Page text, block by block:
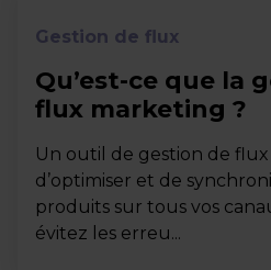
Gestion de flux
Qu’est-ce que la
flux marketing ?
Un outil de gestion de
d’optimiser et de
produits sur tous vos
évitez les erreu...